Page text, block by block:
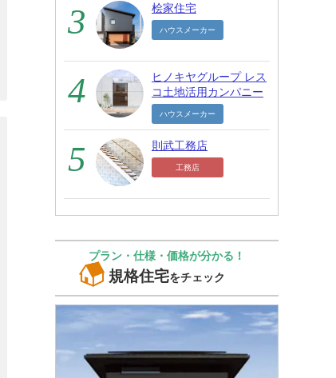
桧家住宅
ハウスメーカー
ヒノキヤグループ レス
コ土地活用カンパニー
ハウスメーカー
則武工務店
工務店
プラン・仕様・価格が分かる！
規格住宅をチェック